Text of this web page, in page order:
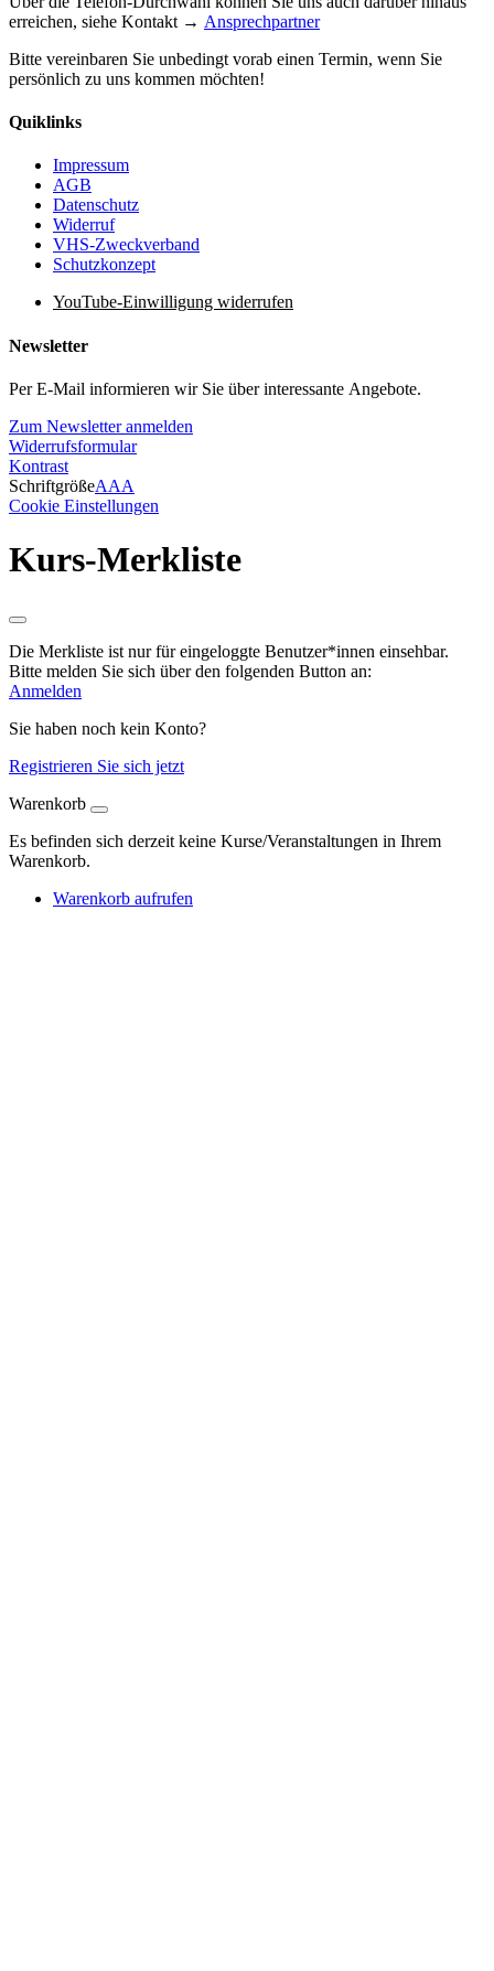
erreichen, siehe Kontakt → Ansprechpartner
Bitte vereinbaren Sie unbedingt vorab einen Termin, wenn Sie
persönlich zu uns kommen möchten!
Quiklinks
Impressum
AGB
Datenschutz
Widerruf
VHS-Zweckverband
Schutzkonzept
YouTube-Einwilligung widerrufen
Newsletter
Per E-Mail informieren wir Sie über interessante Angebote.
Zum Newsletter anmelden
Widerrufsformular
Kontrast
SchriftgrößeAAA
Cookie Einstellungen
Kurs-Merkliste
Die Merkliste ist nur für eingeloggte Benutzer*innen einsehbar.
Bitte melden Sie sich über den folgenden Button an:
Anmelden
Sie haben noch kein Konto?
Registrieren Sie sich jetzt
Warenkorb
Es befinden sich derzeit keine Kurse/Veranstaltungen in Ihrem
Warenkorb.
Warenkorb aufrufen